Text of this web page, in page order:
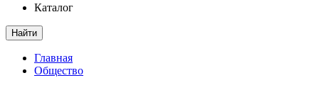
Каталог
Найти
Главная
Общество